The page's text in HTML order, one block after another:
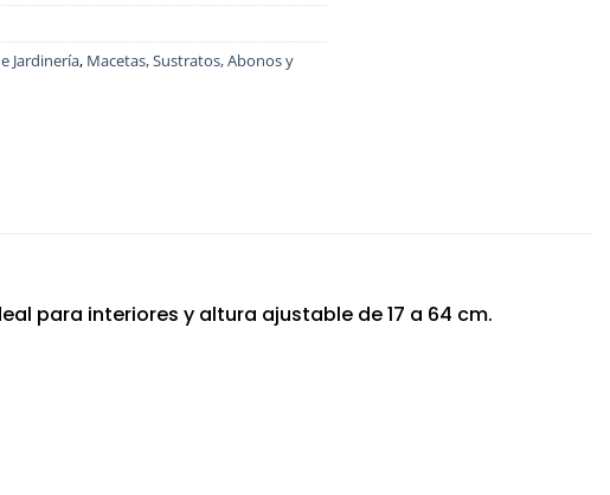
Jardinería, Macetas, Sustratos, Abonos y
para interiores y altura ajustable de 17 a 64 cm.